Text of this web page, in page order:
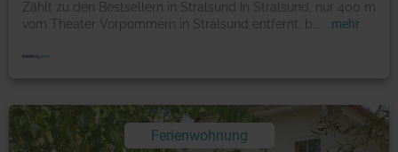
Zählt zu den Bestsellern in Stralsund In Stralsund, nur 400 m
vom Theater Vorpommern in Stralsund entfernt, b
mehr
Ferienwohnung